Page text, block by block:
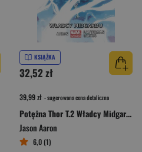
KSIĄŻKA
32,52 zł
39,99 zł - sugerowana cena detaliczna
Potężna Thor T.2 Władcy Midgardu/Marvel Now 2.0
Jason Aaron
6,0 (1)